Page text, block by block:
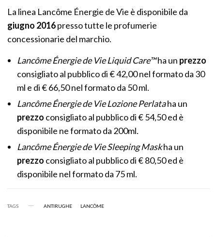
La linea Lancôme Énergie de Vie è disponibile da
giugno 2016presso tutte le profumerie
concessionarie del marchio.
Lancôme Énergie de Vie Liquid Care™ha un prezzo
consigliato al pubblico di € 42,00 nel formato da 30
ml e di € 66,50 nel formato da 50 ml.
Lancôme Énergie de Vie Lozione Perlataha un
prezzo consigliato al pubblico di € 54,50 ed è
disponibile ne formato da 200ml.
Lancôme Énergie de Vie Sleeping Maskha un
prezzo consigliato al pubblico di € 80,50 ed è
disponibile nel formato da 75 ml.
TAGS ANTIRUGHE LANCÔME